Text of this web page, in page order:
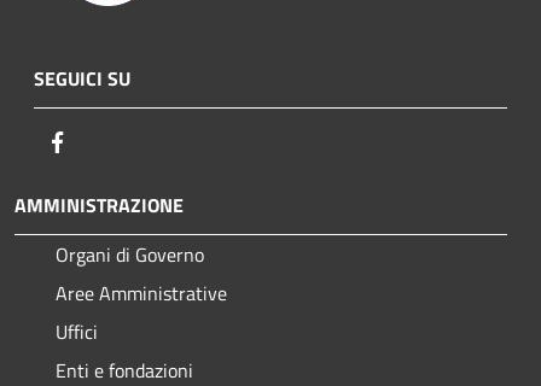
SEGUICI SU
AMMINISTRAZIONE
Organi di Governo
Aree Amministrative
Uffici
Enti e fondazioni